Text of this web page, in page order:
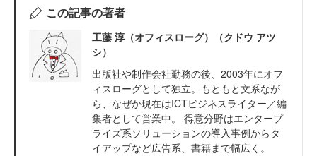
この記事の著者
工藤 淳（オフィスローグ）（クドウ アツ
シ）
出版社や制作会社勤務の後、2003年にオフ
ィスローグとして独立。もともと文系なが
ら、なぜか現在はICTビジネスライター／編
集者として営業中。 得意分野はエンタープ
ライズ系ソリューションの導入事例からタ
イアップなど広告系、書籍まで幅広く。